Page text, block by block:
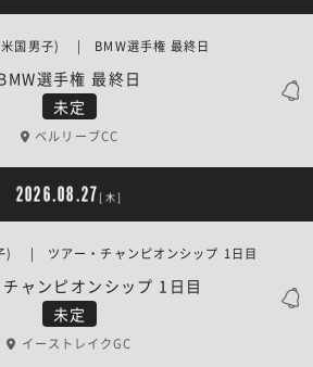
未定
選手権 最終日
米国男子) | BMW選手権 最終日
ベルリーブCC
2026.08.27 [木]
未定
ャンピオンシップ 1日目
) | ツアー・チャンピオンシップ 1日目
イーストレイクGC